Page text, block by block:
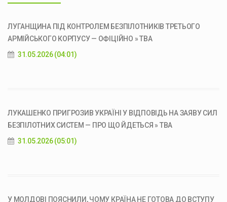
ЛУГАНЩИНА ПІД КОНТРОЛЕМ БЕЗПІЛОТНИКІВ ТРЕТЬОГО
АРМІЙСЬКОГО КОРПУСУ — ОФІЦІЙНО » ТВА
31.05.2026 (04:01)
ЛУКАШЕНКО ПРИГРОЗИВ УКРАЇНІ У ВІДПОВІДЬ НА ЗАЯВУ СИЛ
БЕЗПІЛОТНИХ СИСТЕМ — ПРО ЩО ЙДЕТЬСЯ » ТВА
31.05.2026 (05:01)
У МОЛДОВІ ПОЯСНИЛИ, ЧОМУ КРАЇНА НЕ ГОТОВА ДО ВСТУПУ